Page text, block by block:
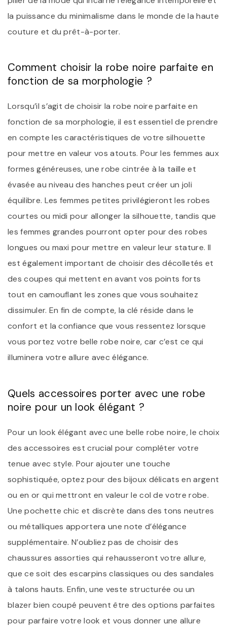
la puissance du minimalisme dans le monde de la haute
couture et du prêt-à-porter.
Comment choisir la robe noire parfaite en
fonction de sa morphologie ?
Lorsqu’il s’agit de choisir la robe noire parfaite en
fonction de sa morphologie, il est essentiel de prendre
en compte les caractéristiques de votre silhouette
pour mettre en valeur vos atouts. Pour les femmes aux
formes généreuses, une robe cintrée à la taille et
évasée au niveau des hanches peut créer un joli
équilibre. Les femmes petites privilégieront les robes
courtes ou midi pour allonger la silhouette, tandis que
les femmes grandes pourront opter pour des robes
longues ou maxi pour mettre en valeur leur stature. Il
est également important de choisir des décolletés et
des coupes qui mettent en avant vos points forts
tout en camouflant les zones que vous souhaitez
dissimuler. En fin de compte, la clé réside dans le
confort et la confiance que vous ressentez lorsque
vous portez votre belle robe noire, car c’est ce qui
illuminera votre allure avec élégance.
Quels accessoires porter avec une robe
noire pour un look élégant ?
Pour un look élégant avec une belle robe noire, le choix
des accessoires est crucial pour compléter votre
tenue avec style. Pour ajouter une touche
sophistiquée, optez pour des bijoux délicats en argent
ou en or qui mettront en valeur le col de votre robe.
Une pochette chic et discrète dans des tons neutres
ou métalliques apportera une note d’élégance
supplémentaire. N’oubliez pas de choisir des
chaussures assorties qui rehausseront votre allure,
que ce soit des escarpins classiques ou des sandales
à talons hauts. Enfin, une veste structurée ou un
blazer bien coupé peuvent être des options parfaites
pour parfaire votre look et vous donner une allure